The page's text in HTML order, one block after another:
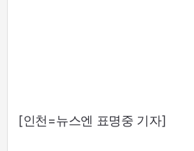
[인천=뉴스엔 표명중 기자]